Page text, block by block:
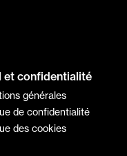
et confidentialité
générales
de confidentialité
des cookies